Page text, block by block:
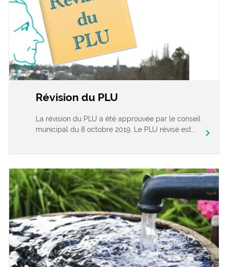
Révision du PLU
La révision du PLU a été approuvée par le conseil
municipal du 8 octobre 2019. Le PLU révisé est...
chevron_right